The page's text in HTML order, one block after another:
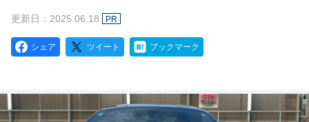
更新日：2025.06.18 PR
シェア ツイート ブックマーク